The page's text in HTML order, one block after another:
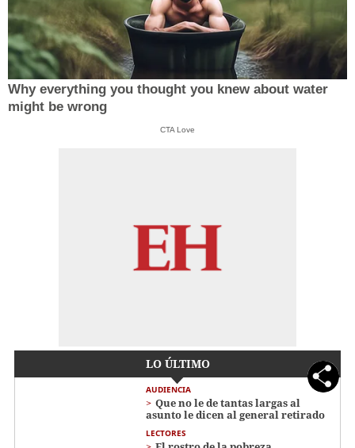
Why everything you thought you knew about water
might be wrong
CTA Love
LO ÚLTIMO
AUDIENCIA
Que no le de tantas largas al
asunto le dicen al general retirado
LECTORES